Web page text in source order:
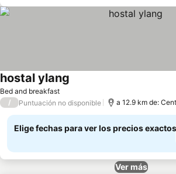
Bed and breakfast
hostal ylang
/ Puntuación no disponible a 12.9 km de:
Elige fechas para ver los precios exactos
Ver más